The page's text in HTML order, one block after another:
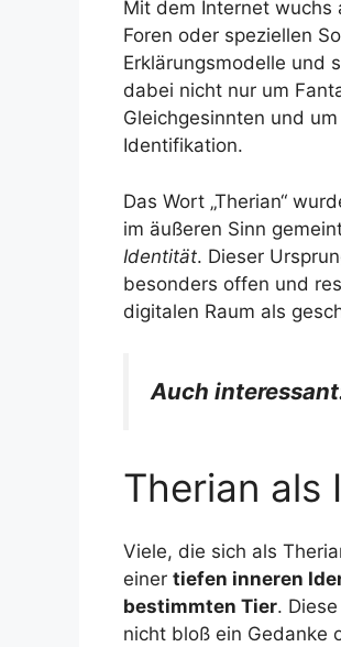
Mit dem Internet wuchs
Foren oder speziellen
Erklärungsmodelle und
dabei nicht nur um
Gleichgesinnten und
Identifikation.
Das Wort „Therian“
im äußeren Sinn
Identität. Dieser
besonders offen und
digitalen Raum als
Auch
Therian als
Viele, die sich als
einer tiefen inneren
bestimmten Tier.
nicht bloß ein Gedanke